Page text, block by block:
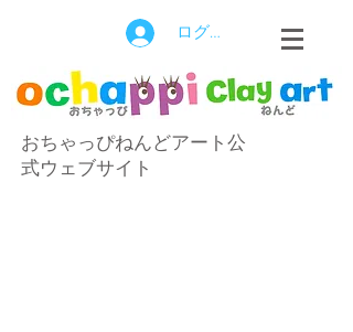
ログイン
おちゃっぴねんどアート公
式ウェブサイト